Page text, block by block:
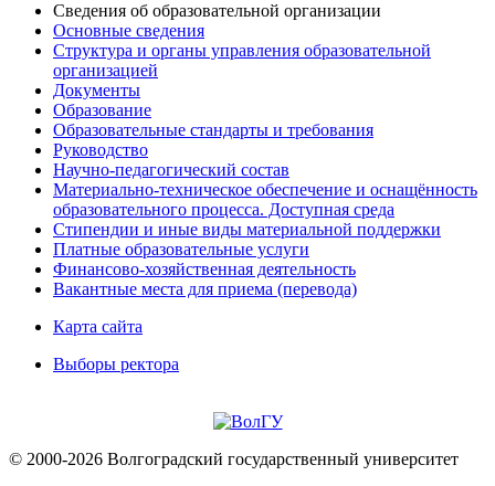
Сведения об образовательной организации
Основные сведения
Структура и органы управления образовательной
организацией
Документы
Образование
Образовательные стандарты и требования
Руководство
Научно-педагогический состав
Материально-техническое обеспечение и оснащённость
образовательного процесса. Доступная среда
Стипендии и иные виды материальной поддержки
Платные образовательные услуги
Финансово-хозяйственная деятельность
Вакантные места для приема (перевода)
Карта сайта
Выборы ректора
© 2000-2026 Волгоградский государственный университет